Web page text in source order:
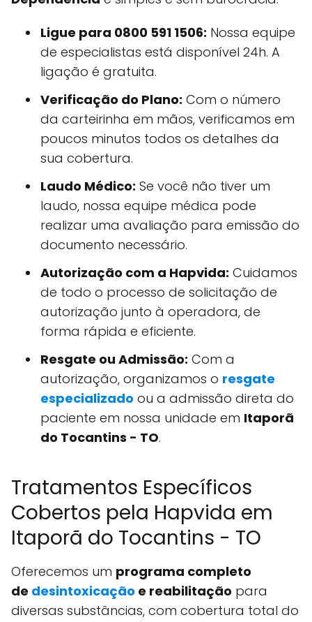
Ligue para 0800 591 1506: Nossa equipe
de especialistas está disponível 24h. A
ligação é gratuita.
Verificação do Plano: Com o número
da carteirinha em mãos, verificamos em
poucos minutos todos os detalhes da
sua cobertura.
Laudo Médico: Se você não tiver um
laudo, nossa equipe médica pode
realizar uma avaliação para emissão do
documento necessário.
Autorização com a Hapvida: Cuidamos
de todo o processo de solicitação de
autorização junto à operadora, de
forma rápida e eficiente.
Resgate ou Admissão: Com a
autorização, organizamos o resgate
especializado ou a admissão direta do
paciente em nossa unidade em Itaporã
do Tocantins - TO.
Tratamentos Específicos
Cobertos pela Hapvida em
Itaporã do Tocantins - TO
Oferecemos um programa completo
de desintoxicação e reabilitação para
diversas substâncias, com cobertura total do